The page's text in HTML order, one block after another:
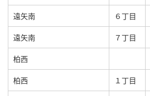
遠矢南 ６丁目
遠矢南 ７丁目
柏西
柏西 １丁目